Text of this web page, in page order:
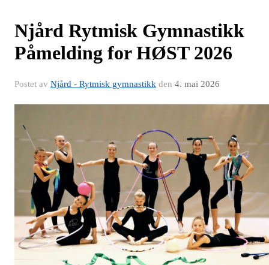
Njård Rytmisk Gymnastikk
Påmelding for HØST 2026
Postet av Njård - Rytmisk gymnastikk den 4. mai 2026